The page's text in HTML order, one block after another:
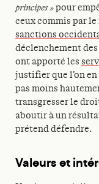
principes »pour
ceux commis par
sanctions
déclenchement
ont apporté les
justifier que l’on
pas moins
transgresser le
aboutir à un
prétend défendre.
Valeurs et